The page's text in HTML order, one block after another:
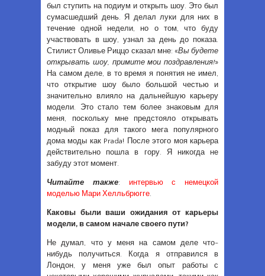
был ступить на подиум и открыть шоу. Это был
сумасшедший день. Я делал луки для них в
течение одной недели, но о том, что буду
участвовать в шоу, узнал за день до показа.
Стилист Оливье Риццо сказал мне: «Вы будете
открывать шоу, примите мои поздравления!»
На самом деле, в то время я понятия не имел,
что открытие шоу было большой честью и
значительно влияло на дальнейшую карьеру
модели. Это стало тем более знаковым для
меня, поскольку мне предстояло открывать
модный показ для такого мега популярного
дома моды как Prada! После этого моя карьера
действительно пошла в гору. Я никогда не
забуду этот момент.
Читайте также: интервью с немецкой
моделью Мари Хелльбрюгге.
Каковы были ваши ожидания от карьеры
модели, в самом начале своего пути?
Не думал, что у меня на самом деле что-
нибудь получиться. Когда я отправился в
Лондон, у меня уже был опыт работы с